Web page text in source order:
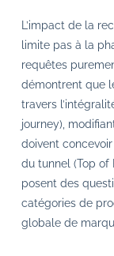
L’impact de la
limite pas à la
requêtes
démontrent que
travers
journey),
doivent
du tunnel (Top of
posent des
catégories de
globale de